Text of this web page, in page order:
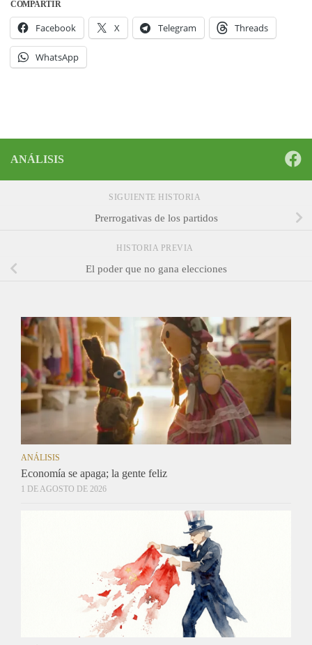
COMPARTIR
Facebook X Telegram Threads
WhatsApp
ANÁLISIS
SIGUIENTE HISTORIA
Prerrogativas de los partidos
HISTORIA PREVIA
El poder que no gana elecciones
ANÁLISIS
Economía se apaga; la gente feliz
1 DE AGOSTO DE 2026